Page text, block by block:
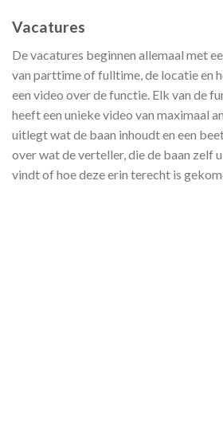
Vacatures
De vacatures beginnen allemaal met
van parttime of fulltime, de locatie en
een video over de functie. Elk van de
heeft een unieke video van maximaal
uitlegt wat de baan inhoudt en een
over wat de verteller, die de baan zelf
vindt of hoe deze erin terecht is